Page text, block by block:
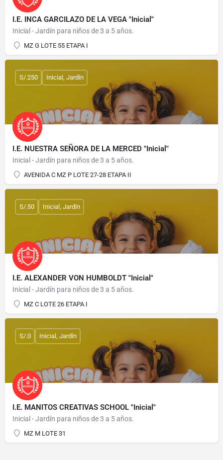
I.E. INCA GARCILAZO DE LA VEGA "Inicial"
Inicial - Jardín para niños de 3 a 5 años.
MZ G LOTE 55 ETAPA I
I.E. NUESTRA SEÑORA DE LA MERCED "Inicial"
Inicial - Jardín para niños de 3 a 5 años.
AVENIDA C MZ P LOTE 27-28 ETAPA II
S/.250 Inicial, Jardín
I.E. ALEXANDER VON HUMBOLDT "Inicial"
Inicial - Jardín para niños de 3 a 5 años.
MZ C LOTE 26 ETAPA I
S/.50 Inicial, Jardín
I.E. MANITOS CREATIVAS SCHOOL "Inicial"
Inicial - Jardín para niños de 3 a 5 años.
MZ M LOTE 31
S/.0 Inicial, Jardín